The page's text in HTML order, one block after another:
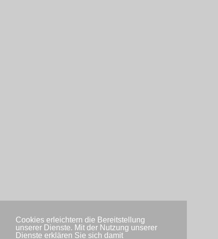
Cookies erleichtern die Bereitstellung
unserer Dienste. Mit der Nutzung unserer
Dienste erklären Sie sich damit